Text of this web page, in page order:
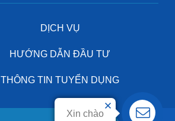
Xin chào
DỊCH VỤ
HƯỚNG DẪN ĐẦU TƯ
THÔNG TIN TUYỂN DỤNG